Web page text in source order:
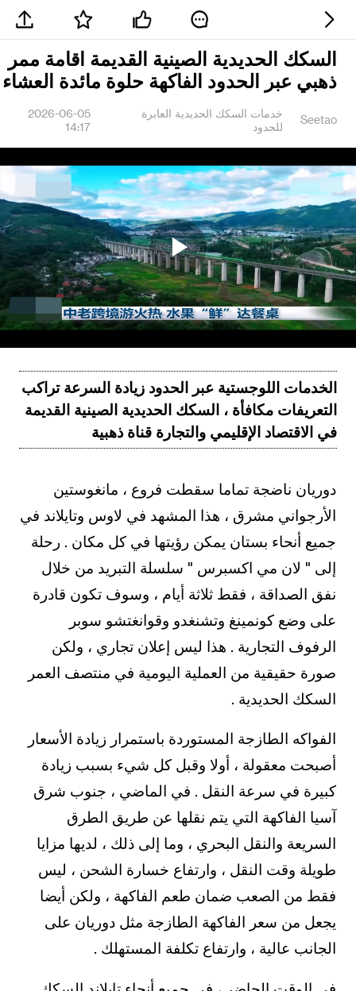
السكك الحديدية الصينية القديمة اقامة ممر
ذهبي عبر الحدود الفاكهة حلوة مائدة العشاء
Seetao
خدمات السكك الحديدية العابرة
للحدود
2026-06-05
14:17
Play
Video
الخدمات اللوجستية عبر الحدود زيادة السرعة تراكب
التعريفات مكافأة ، السكك الحديدية الصينية القديمة
في الاقتصاد الإقليمي والتجارة قناة ذهبية
دوريان ناضجة تماما سقطت فروع ، مانغوستين
الأرجواني مشرق ، هذا المشهد في لاوس وتايلاند في
جميع أنحاء بستان يمكن رؤيتها في كل مكان . رحلة
إلى " لان مي اكسبرس " سلسلة التبريد من خلال
نفق الصداقة ، فقط ثلاثة أيام ، وسوف تكون قادرة
على وضع كونمينغ وتشنغدو وقوانغتشو سوبر
الرفوف التجارية . هذا ليس إعلان تجاري ، ولكن
صورة حقيقية من العملية اليومية في منتصف العمر
السكك الحديدية .
الفواكه الطازجة المستوردة باستمرار زيادة الأسعار
أصبحت معقولة ، أولا وقبل كل شيء بسبب زيادة
كبيرة في سرعة النقل . في الماضي ، جنوب شرق
آسيا الفاكهة التي يتم نقلها عن طريق الطرق
السريعة والنقل البحري ، وما إلى ذلك ، لديها مزايا
طويلة وقت النقل ، وارتفاع خسارة الشحن ، ليس
فقط من الصعب ضمان طعم الفاكهة ، ولكن أيضا
يجعل من سعر الفاكهة الطازجة مثل دوريان على
الجانب عالية ، وارتفاع تكلفة المستهلك .